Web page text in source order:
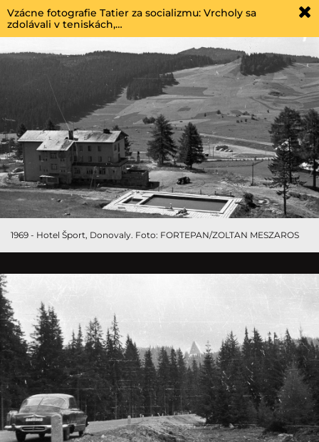
Vzácne fotografie Tatier za socializmu: Vrcholy sa
zdolávali v teniskách,…
1969 - Hotel Šport, Donovaly. Foto: FORTEPAN/ZOLTAN MESZAROS